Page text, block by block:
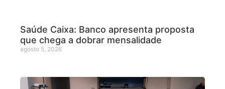
Saúde Caixa: Banco apresenta proposta
que chega a dobrar mensalidade
agosto 5, 2026